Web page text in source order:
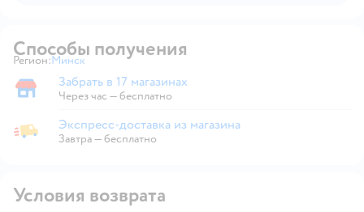
Способы получения
Регион: Выбор адреса доставки.
Минск
Забрать в магазине
Забрать в 17 магазинах
Через час — бесплатно
Экспресс-доставка из магазина
Экспресс-доставка из магазина
Завтра—бесплатно
Условия возврата